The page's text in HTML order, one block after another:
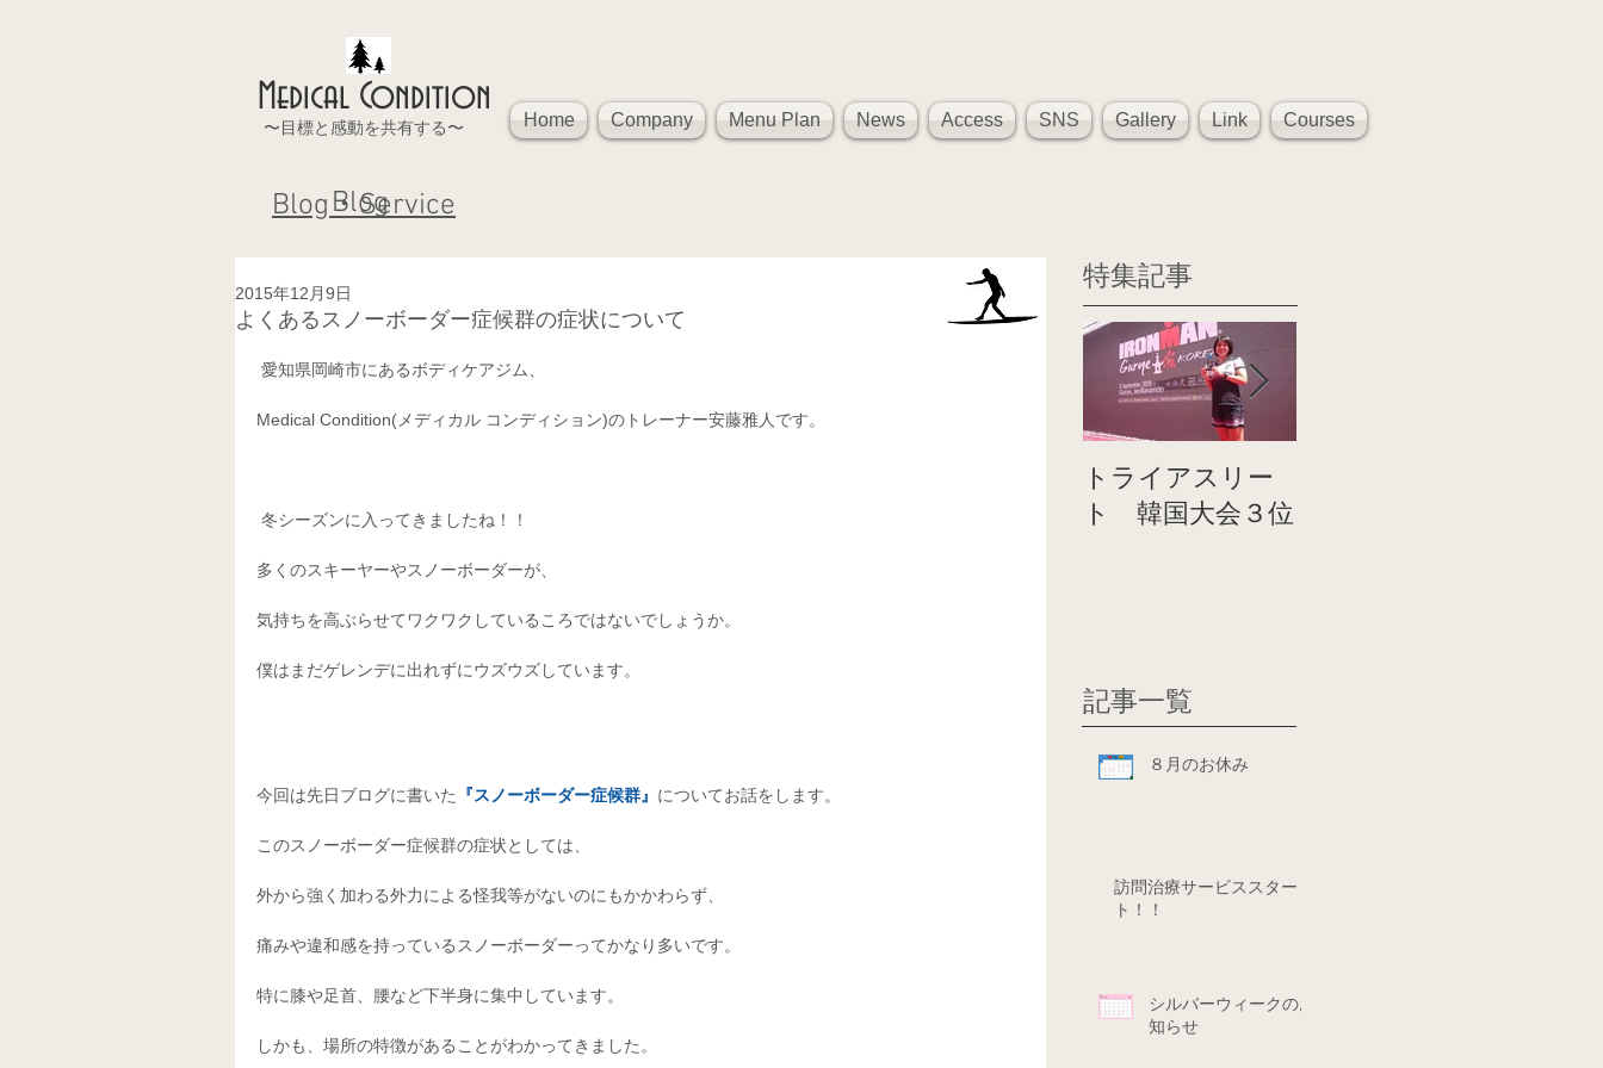
Medical Condition
〜目標と感動を共有する〜 Home Company Menu Plan News Access SNS Gallery Link Courses
Blog
Blog・Service
よくあるスノーボーダー症候群の症状について
2015年12月9日
愛知県岡崎市にあるボディケアジム、
Medical Condition(メディカル コンディション)のトレーナー安藤雅人です。
冬シーズンに入ってきましたね！！
多くのスキーヤーやスノーボーダーが、
気持ちを高ぶらせてワクワクしているころではないでしょうか。
僕はまだゲレンデに出れずにウズウズしています。
今回は先日ブログに書いた 『スノーボーダー症候群』 についてお話をします。
このスノーボーダー症候群の症状としては、
外から強く加わる外力による怪我等がないのにもかかわらず、
痛みや違和感を持っているスノーボーダーってかなり多いです。
特に膝や足首、腰など下半身に集中しています。
しかも、場所の特徴があることがわかってきました。
特集記事
トライアスリー
ト 韓国大会３位
記事一覧
８月のお休み
訪問治療サービススター
ト！！
シルバーウィークのお
知らせ